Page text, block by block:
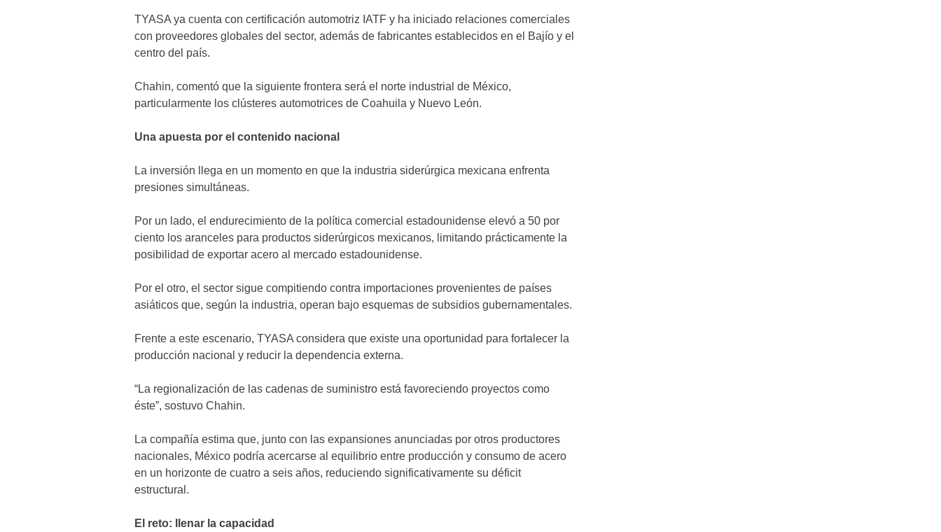
TYASA ya cuenta con certificación automotriz IATF y ha iniciado relaciones comerciales
con proveedores globales del sector, además de fabricantes establecidos en el Bajío y el
centro del país.
Chahin, comentó que la siguiente frontera será el norte industrial de México,
particularmente los clústeres automotrices de Coahuila y Nuevo León.
Una apuesta por el contenido nacional
La inversión llega en un momento en que la industria siderúrgica mexicana enfrenta
presiones simultáneas.
Por un lado, el endurecimiento de la política comercial estadounidense elevó a 50 por
ciento los aranceles para productos siderúrgicos mexicanos, limitando prácticamente la
posibilidad de exportar acero al mercado estadounidense.
Por el otro, el sector sigue compitiendo contra importaciones provenientes de países
asiáticos que, según la industria, operan bajo esquemas de subsidios gubernamentales.
Frente a este escenario, TYASA considera que existe una oportunidad para fortalecer la
producción nacional y reducir la dependencia externa.
“La regionalización de las cadenas de suministro está favoreciendo proyectos como
éste”, sostuvo Chahin.
La compañía estima que, junto con las expansiones anunciadas por otros productores
nacionales, México podría acercarse al equilibrio entre producción y consumo de acero
en un horizonte de cuatro a seis años, reduciendo significativamente su déficit
estructural.
El reto: llenar la capacidad